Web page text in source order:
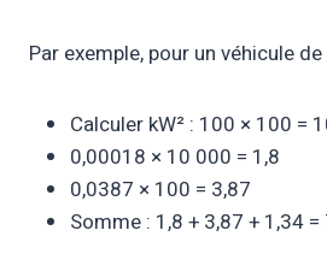
Par exemple, pour un véhicule
Calculer kW² : 100 × 100 =
0,00018 × 10 000 = 1,8
0,0387 × 100 = 3,87
Somme : 1,8 + 3,87 + 1,34 =